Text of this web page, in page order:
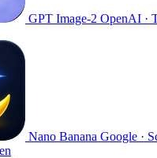
GPT Image-2 OpenAI ·
Nano Banana Google ·